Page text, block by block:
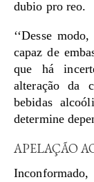
dubio pro reo.
‘‘Desse
capaz de
que há
alteração da
bebidas
determine
APELAÇÃO